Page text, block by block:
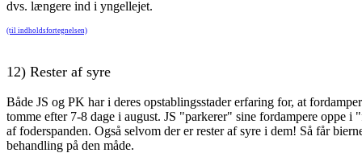
dvs. længere ind i yngellejet.
(til indholdsfortegnelsen)
12) Rester af syre
Både JS og PK har i deres opstablingsstader erfaring for, at
tomme efter 7-8 dage i august. JS "parkerer" sine fordampere oppe i
af foderspanden. Også selvom der er rester af syre i dem! Så får
behandling på den måde.